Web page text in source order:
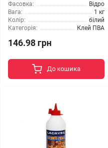
Фасовка:
Відро
Вага:
1 кг
Колір:
білий
Категорія:
Клей ПВА
146.98 грн
До кошика